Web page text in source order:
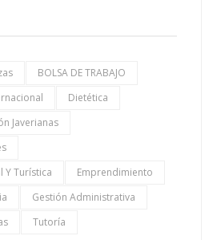
BOLSA DE TRABAJO
Dietética
Javerianas
Y Turística
Emprendimiento
Gestión Administrativa
Tutoría